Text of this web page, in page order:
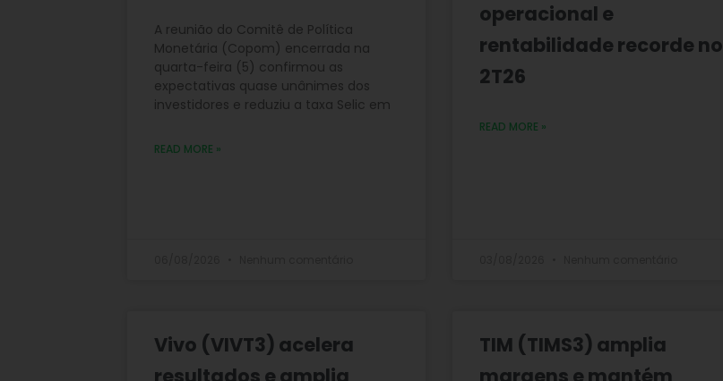
A reunião do Comitê de Política
Monetária (Copom) encerrada na
quarta-feira (5) confirmou as
expectativas quase unânimes dos
investidores e reduziu a taxa Selic em
READ MORE »
operacional e
rentabilidade recorde no
2T26
READ MORE »
Vivo (VIVT3) acelera
TIM (TIMS3) amplia